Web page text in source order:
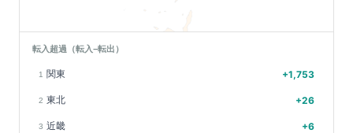
転入超過（転入−転出）
1 関東 +1,753
2 東北 +26
3 近畿 +6